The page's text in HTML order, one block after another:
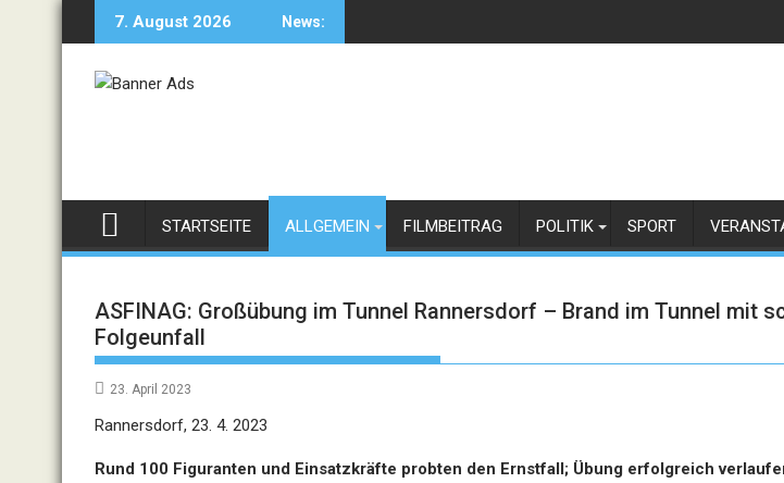
7. August 2026 News:
STARTSEITE ALLGEMEIN FILMBEITRAG POLITIK SPORT
ASFINAG: Großübung im Tunnel Rannersdorf – Brand im Tunnel mit
Folgeunfall
23. April 2023
Rannersdorf, 23. 4. 2023
Rund 100 Figuranten und Einsatzkräfte probten den Ernstfall; Übung erfolgreich